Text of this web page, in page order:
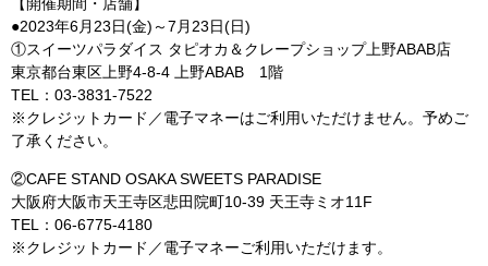
●2023年6月23日(金)～7月23日(日)
①スイーツパラダイス タピオカ＆クレープショップ上野ABAB店
東京都台東区上野4-8-4 上野ABAB 1階
TEL：03-3831-7522
※クレジットカード／電子マネーはご利用いただけません。予めご
了承ください。
②CAFE STAND OSAKA SWEETS PARADISE
大阪府大阪市天王寺区悲田院町10-39 天王寺ミオ11F
TEL：06-6775-4180
※クレジットカード／電子マネーご利用いただけます。